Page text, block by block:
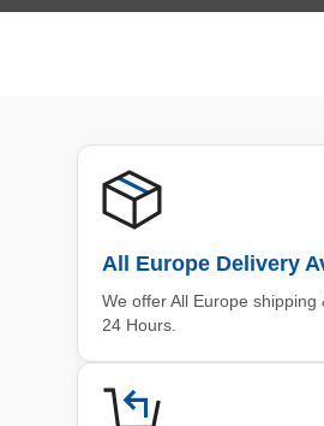
All Europe Delivery
We offer All Europe shipping
24 Hours.